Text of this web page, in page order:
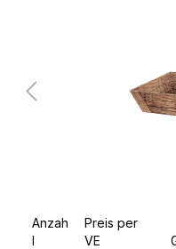
Anzah
l
Preis per
VE